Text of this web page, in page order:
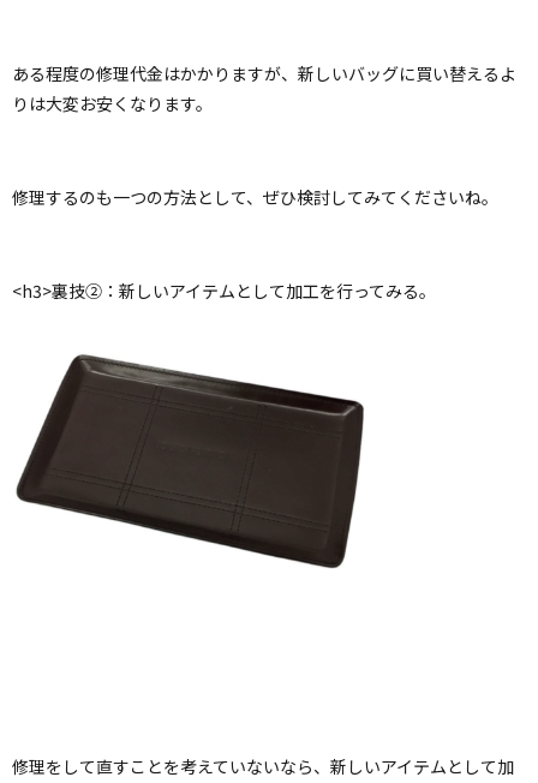
ある程度の修理代金はかかりますが、新しいバッグに買い替えるよ
りは大変お安くなります。
修理するのも一つの方法として、ぜひ検討してみてくださいね。
<h3>裏技②：新しいアイテムとして加工を行ってみる。
修理をして直すことを考えていないなら、新しいアイテムとして加